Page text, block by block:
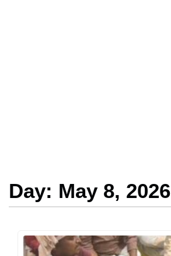
Day: May 8, 2026